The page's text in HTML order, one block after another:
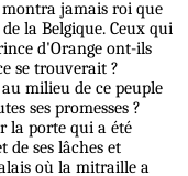
jamais roi que
la Belgique. Ceux qui
d'Orange ont-ils
se trouverait ?
milieu de ce peuple
ses promesses ?
la porte qui a été
de ses lâches et
où la mitraille a